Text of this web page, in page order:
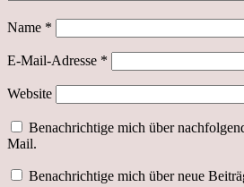
Name *
E-Mail-Adresse *
Website
Benachrichtige mich über
Mail.
Benachrichtige mich über neue